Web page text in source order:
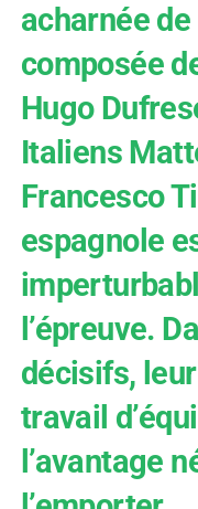
acharnée
composée
Hugo
Italiens
Francesco
espagnole
l’épreuve.
décisifs,
travail
l’avantage